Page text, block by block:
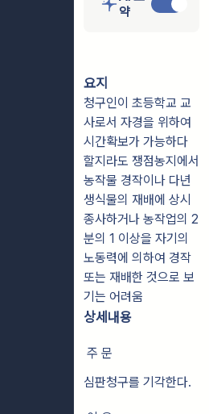
약
요지
청구인이 초등학교 교
사로서 자경을 위하여
시간확보가 가능하다
할지라도 쟁점농지에서
농작물 경작이나 다년
생식물의 재배에 상시
종사하거나 농작업의 2
분의 1 이상을 자기의
노동력에 의하여 경작
또는 재배한 것으로 보
기는 어려움
상세내용
주 문
심판청구를 기각한다.